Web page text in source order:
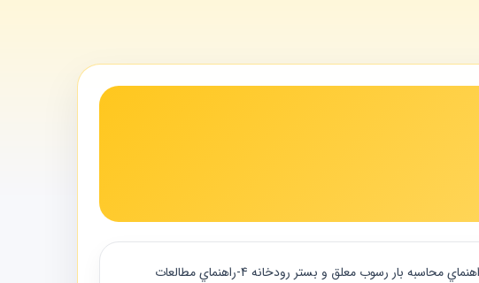
"ضابطه های مرتبط 1-راهنماي تعيين ضريب زبري هيدروليكي رودخانه ها 2-راهنماي روشهاي مهار رسوب در رودخانه ها 3-راهنماي محاسبه بار رسوب معلق و بستر رودخانه 4-راهنماي مطالعات